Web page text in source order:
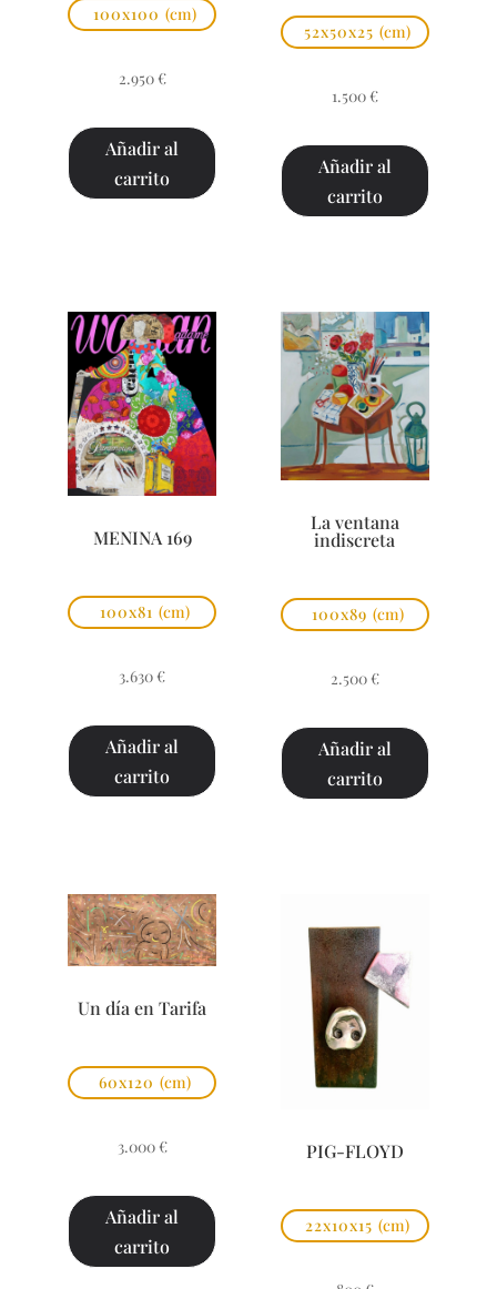
100x100 (cm)
2.950 €
Añadir al
carrito
52x50x25 (cm)
1.500 €
Añadir al
carrito
MENINA 169
100x81 (cm)
3.630 €
Añadir al
carrito
La ventana
indiscreta
100x89 (cm)
2.500 €
Añadir al
carrito
Un día en Tarifa
60x120 (cm)
3.000 €
Añadir al
carrito
PIG-FLOYD
22x10x15 (cm)